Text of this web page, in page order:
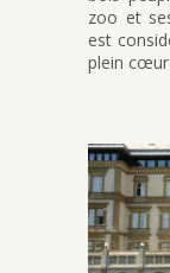
zoo et
est
plein cœur